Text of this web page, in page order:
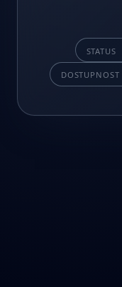
STATUS
DOSTUPNOST